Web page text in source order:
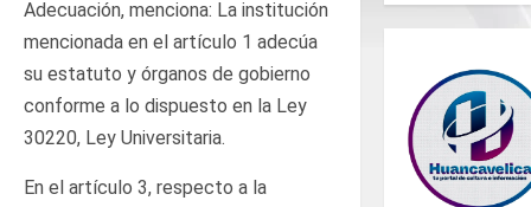
Adecuación, menciona: La institución
mencionada en el artículo 1 adecúa
su estatuto y órganos de gobierno
conforme a lo dispuesto en la Ley
30220, Ley Universitaria.
En el artículo 3, respecto a la